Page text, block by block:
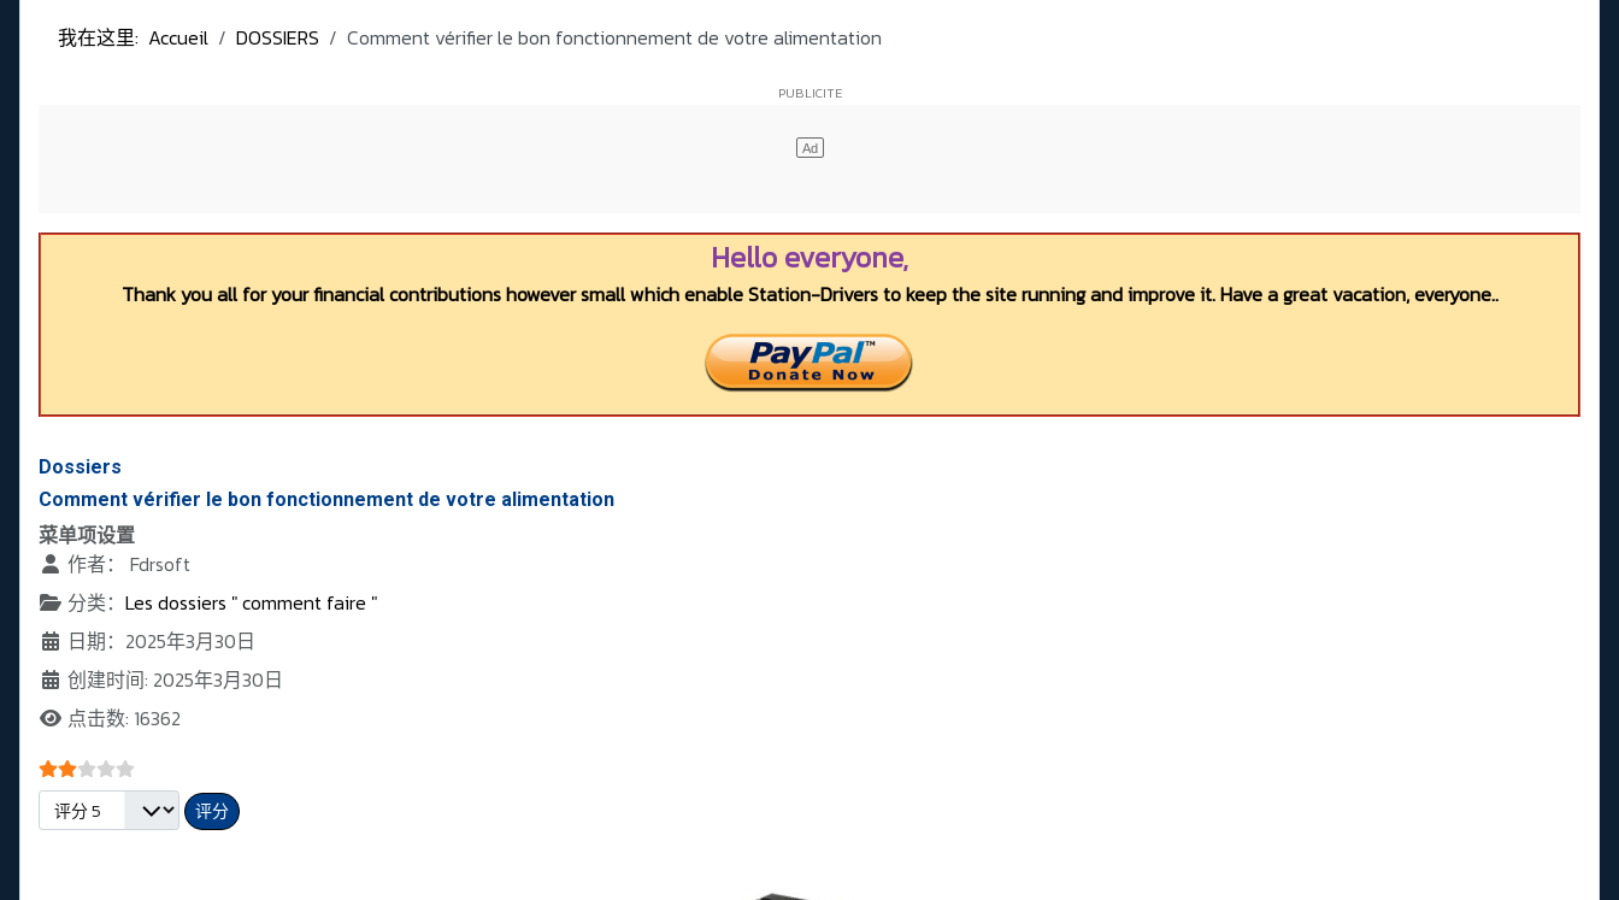
我在这里: Accueil DOSSIERS Comment vérifier le bon fonctionnement de votre alimentation
Hello everyone,
Thank you all for your financial contributions however small which enable Station-Drivers to keep the site running and improve it. Have a great vacation, everyone..
Dossiers
Comment vérifier le bon fonctionnement de votre alimentation
菜单项设置
作者： Fdrsoft
分类： Les dossiers " comment faire "
日期：2025年3月30日
创建时间: 2025年3月30日
点击数: 16362
会员评分:2/
请评分